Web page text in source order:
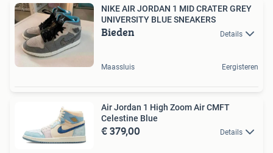
NIKE AIR JORDAN 1 MID CRATER GREY
UNIVERSITY BLUE SNEAKERS
Bieden Details
Maassluis Eergisteren
Air Jordan 1 High Zoom Air CMFT
Celestine Blue
€ 379,00 Details